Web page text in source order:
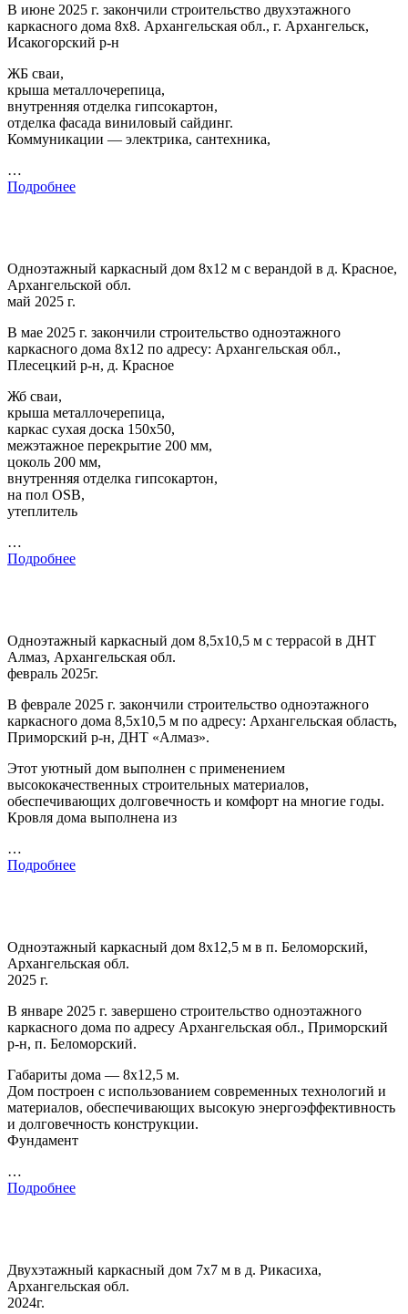
В июне 2025 г. закончили строительство двухэтажного
каркасного дома 8х8. Архангельская обл., г. Архангельск,
Исакогорский р-н
ЖБ сваи,
крыша металлочерепица,
внутренняя отделка гипсокартон,
отделка фасада виниловый сайдинг.
Коммуникации — электрика, сантехника,
…
Подробнее
Одноэтажный каркасный дом 8х12 м с верандой в д. Красное,
Архангельской обл.
май 2025 г.
В мае 2025 г. закончили строительство одноэтажного
каркасного дома 8х12 по адресу: Архангельская обл.,
Плесецкий р-н, д. Красное
Жб сваи,
крыша металлочерепица,
каркас сухая доска 150х50,
межэтажное перекрытие 200 мм,
цоколь 200 мм,
внутренняя отделка гипсокартон,
на пол OSB,
утеплитель
…
Подробнее
Одноэтажный каркасный дом 8,5х10,5 м с террасой в ДНТ
Алмаз, Архангельская обл.
февраль 2025г.
В феврале 2025 г. закончили строительство одноэтажного
каркасного дома 8,5х10,5 м по адресу: Архангельская область,
Приморский р-н, ДНТ «Алмаз».
Этот уютный дом выполнен с применением
высококачественных строительных материалов,
обеспечивающих долговечность и комфорт на многие годы.
Кровля дома выполнена из
…
Подробнее
Одноэтажный каркасный дом 8х12,5 м в п. Беломорский,
Архангельская обл.
2025 г.
В январе 2025 г. завершено строительство одноэтажного
каркасного дома по адресу Архангельская обл., Приморский
р-н, п. Беломорский.
Габариты дома — 8х12,5 м.
Дом построен с использованием современных технологий и
материалов, обеспечивающих высокую энергоэффективность
и долговечность конструкции.
Фундамент
…
Подробнее
Двухэтажный каркасный дом 7х7 м в д. Рикасиха,
Архангельская обл.
2024г.